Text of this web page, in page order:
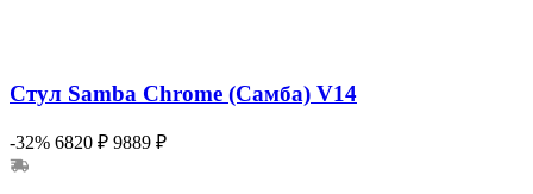
Стул Samba Chrome (Самба) V14
-32% 6820 ₽ 9889 ₽